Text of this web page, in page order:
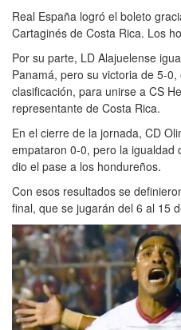
Real España logró el boleto
Cartaginés de Costa Rica. Los
Por su parte, LD Alajuelense
Panamá, pero su victoria de 5-
clasificación, para unirse a CS
representante de Costa Rica.
En el cierre de la jornada, CD
empataron 0-0, pero la igualdad
dio el pase a los hondureños.
Con esos resultados se
final, que se jugarán del 6 al 15